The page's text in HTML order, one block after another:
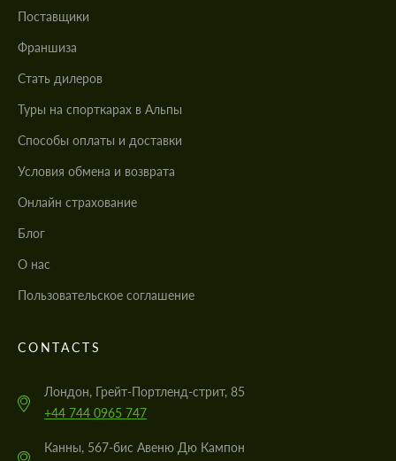
Поставщики
Франшиза
Стать дилеров
Туры на спорткарах в Альпы
Cпособы оплаты и доставки
Условия обмена и возврата
Онлайн страхование
Блог
О нас
Пользовательское соглашение
CONTACTS
Лондон, Грейт-Портленд-стрит, 85
+44 744 0965 747
Канны, 567-бис Авеню Дю Кампон